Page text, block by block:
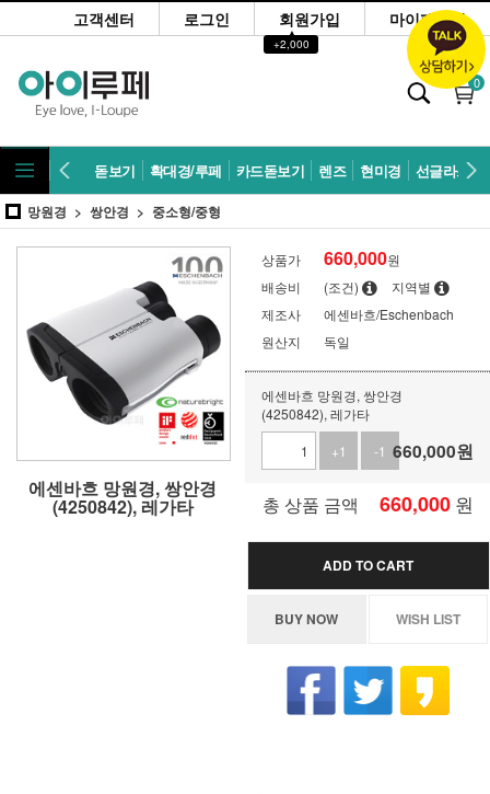
고객센터 로그인 회원가입
▲
+2,000
마이페이지
0
돋보기 확대경/루페 카드돋보기 렌즈 현미경 선글라스
망원경 쌍안경 중소형/중형
에센바흐 망원경, 쌍안경
(4250842), 레가타
상품가 660,000원
배송비
(조건)
지역별
제조사
에센바흐/Eschenbach
원산지
독일
에센바흐 망원경, 쌍안경
(4250842), 레가타
+1
-1 660,000원
총 상품 금액 660,000 원
ADD TO CART
BUY NOW WISH LIST